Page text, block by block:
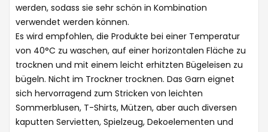
werden, sodass sie sehr schön in Kombination
verwendet werden können.
Es wird empfohlen, die Produkte bei einer Temperatur
von 40°C zu waschen, auf einer horizontalen Fläche zu
trocknen und mit einem leicht erhitzten Bügeleisen zu
bügeln. Nicht im Trockner trocknen. Das Garn eignet
sich hervorragend zum Stricken von leichten
Sommerblusen, T-Shirts, Mützen, aber auch diversen
kaputten Servietten, Spielzeug, Dekoelementen und